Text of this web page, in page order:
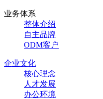
业务体系
整体介绍
自主品牌
ODM客户
企业文化
核心理念
人才发展
办公环境